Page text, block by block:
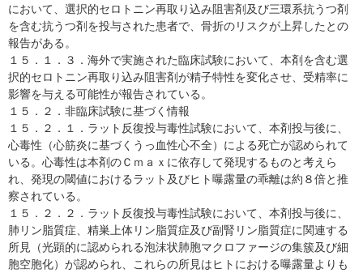
において、選択的セロトニン再取り込み阻害剤及び三環系抗うつ剤
を含む抗うつ剤を投与された患者で、骨折のリスクが上昇したとの
報告がある。
１５．１．３．海外で実施された臨床試験において、本剤を含む選
択的セロトニン再取り込み阻害剤が精子特性を変化させ、受精率に
影響を与える可能性が報告されている。
１５．２．非臨床試験に基づく情報
１５．２．１．ラット反復投与毒性試験において、本剤投与後に、
心毒性（心筋炎に基づくうっ血性心不全）による死亡が認められて
いる。心毒性は本剤のＣｍａｘに依存して発現するものと考えら
れ、発現の閾値におけるラット及びヒト曝露量の乖離は約８倍と推
察されている。
１５．２．２．ラット反復投与毒性試験において、本剤投与後に、
肺リン脂質症、精巣上体リン脂質症及び副腎リン脂質症に関連する
所見（光顕的に認められる泡沫状肺胞マクロファージの集簇及び細
胞空胞化）が認められ、これらの所見はヒトにおける曝露量よりも